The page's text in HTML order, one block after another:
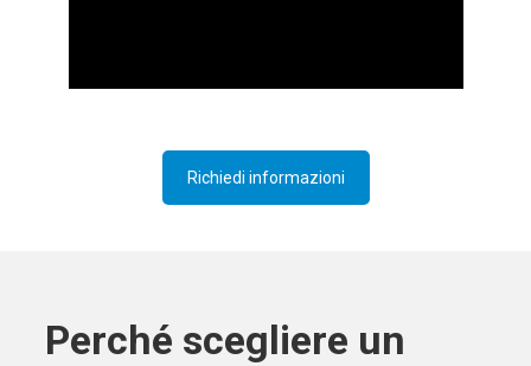
Richiedi informazioni
Perché scegliere un